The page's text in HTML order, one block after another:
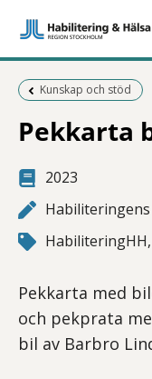
Föregående sida:
Kunskap och stöd
Pekkarta
2023
Pekkarta med
och pekprata
bil av Barbro